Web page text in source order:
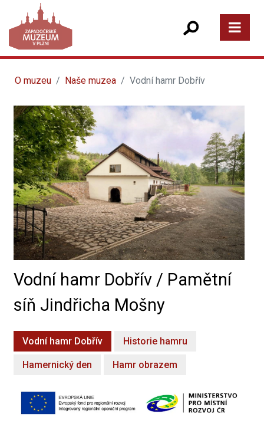
O muzeu Naše muzea Vodní hamr Dobřív
Vodní hamr Dobřív / Pamětní
síň Jindřicha Mošny
Vodní hamr Dobřív Historie hamru
Hamernický den Hamr obrazem